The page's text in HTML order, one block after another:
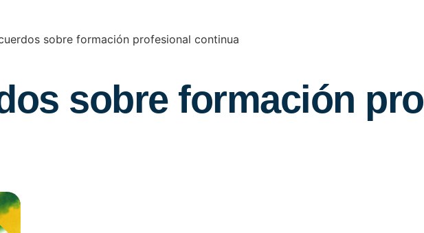
sobre formación profesional continua
sobre formación